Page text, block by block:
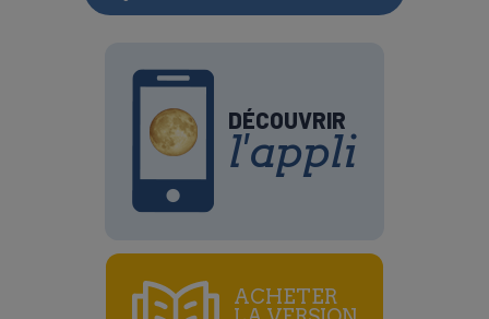
DÉCOUVRIR
l'appli
ACHETER